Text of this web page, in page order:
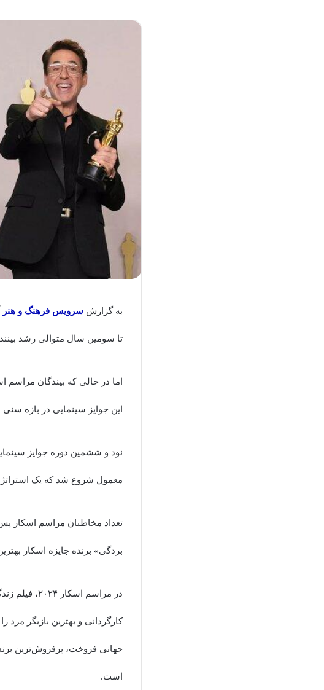
به گزارش سرویس فرهنگ و هنر
تا سومین سال متوالی رشد
این جوایز سینمایی در بازه سنی مهم ۱۸ تا ۴۹ سال ۵ درصد کاهش مخاطبان
نود و ششمین دوره جوایز
معمول شروع شد که یک استراتژی
بردگی» برنده جایزه اسکار
در مراسم
است.